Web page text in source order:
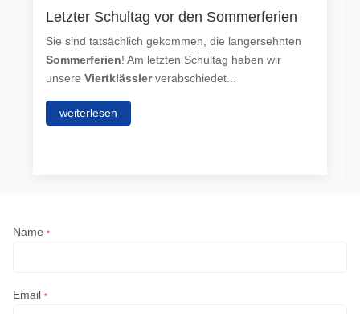
Letzter Schultag vor den Sommerferien
Sie sind tatsächlich gekommen, die langersehnten
Sommerferien! Am letzten Schultag haben wir
unsereViertklässlerverabschiedet...
weiterlesen
Name*
Email*